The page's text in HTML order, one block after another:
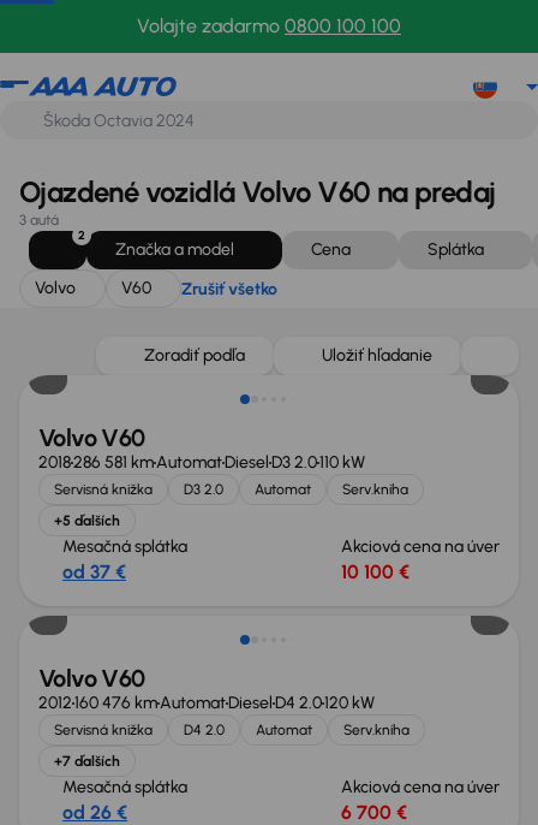
Volajte zadarmo 0800 100 100
Volvo
Ojazdené vozidlá Volvo V60 na predaj
3 autá
2
Značka a model Cena
Splátka
Volvo
V60 Zrušiť všetko
Zoradiť podľa Uložiť hľadanie
Volvo V60
2018286 581 kmAutomatDiesel D3 2.0110 kW
Servisná knižka D3 2.0 Automat
Serv.kniha
+5 ďalších
Mesačná splátka
od 37 €
Akciová cena na úver
10 100 €
Nové v ponuke
Volvo V60
2012160 476 kmAutomatDiesel D4 2.0120 kW
Servisná knižka D4 2.0 Automat
Serv.kniha
+7 ďalších
Mesačná splátka
od 26 €
Akciová cena na úver
6 700 €